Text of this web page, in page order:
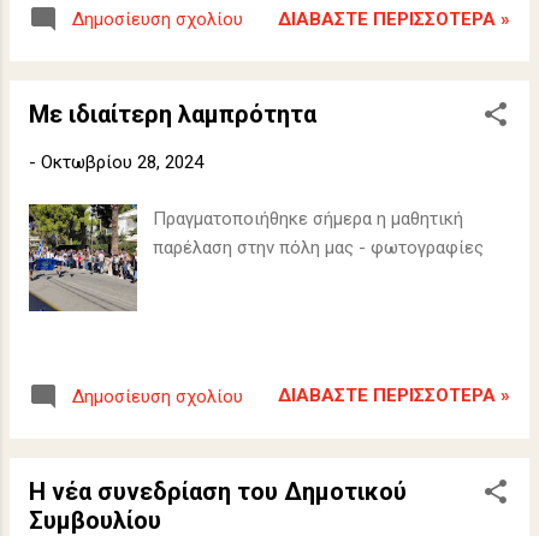
Δημοσίευση σχολίου ΔΙΑΒΆΣΤΕ ΠΕΡΙΣΣΌΤΕΡΑ »
Με ιδιαίτερη λαμπρότητα
- Οκτωβρίου 28, 2024
Πραγματοποιήθηκε σήμερα η μαθητική
παρέλαση στην πόλη μας - φωτογραφίες
Δημοσίευση σχολίου ΔΙΑΒΆΣΤΕ ΠΕΡΙΣΣΌΤΕΡΑ »
Η νέα συνεδρίαση του Δημοτικού
Συμβουλίου